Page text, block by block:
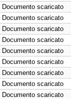
Documento scaricato
Documento scaricato
Documento scaricato
Documento scaricato
Documento scaricato
Documento scaricato
Documento scaricato
Documento scaricato
Documento scaricato